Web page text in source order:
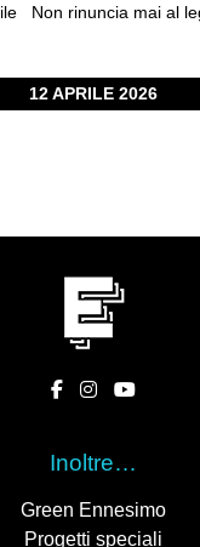
Non rinuncia mai al
12 APRILE 2026
Inoltre…
Green Ennesimo
Progetti speciali